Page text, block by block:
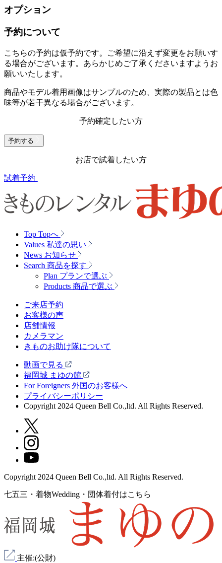
オプション
予約について
こちらの予約は仮予約です。
ご希望に沿えず変更をお願いす
る場合がございます。あらかじめご了承くださいますようお
願いいたします。
商品やモデル着用画像はサンプルのため、実際の製品とは色
味等が若干異なる場合がございます。
予約確定したい方
予約する
お店で試着したい方
試着予約
Top Topへ
Values 私達の思い
News お知らせ
Search 商品を探す
Plan プランで選ぶ
Products 商品で選ぶ
ご来店予約
お客様の声
店舗情報
カメラマン
きものお助け隊について
動画で見る
福岡城 まゆの館
For Foreigners 外国のお客様へ
プライバシーポリシー
Copyright 2024 Queen Bell Co.,ltd. All Rights Reserved.
Copyright 2024 Queen Bell Co.,ltd. All Rights Reserved.
七五三・着物Wedding・団体着付はこちら
主催:(公財)